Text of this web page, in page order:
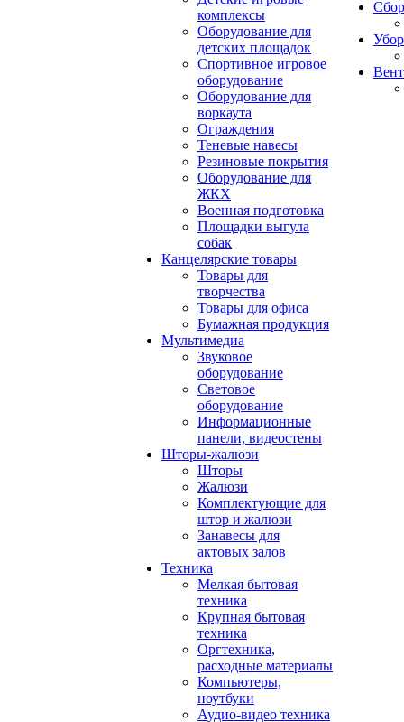
комплексы
Оборудование для
детских площадок
Спортивное игровое
оборудование
Оборудование для
воркаута
Ограждения
Теневые навесы
Резиновые покрытия
Оборудование для
ЖКХ
Военная подготовка
Площадки выгула
собак
Канцелярские товары
Товары для
творчества
Товары для офиса
Бумажная продукция
Мультимедиа
Звуковое
оборудование
Световое
оборудование
Информационные
панели, видеостены
Шторы-жалюзи
Шторы
Жалюзи
Комплектующие для
штор и жалюзи
Занавесы для
актовых залов
Техника
Мелкая бытовая
техника
Крупная бытовая
техника
Оргтехника,
расходные материалы
Компьютеры,
ноутбуки
Аудио-видео техника